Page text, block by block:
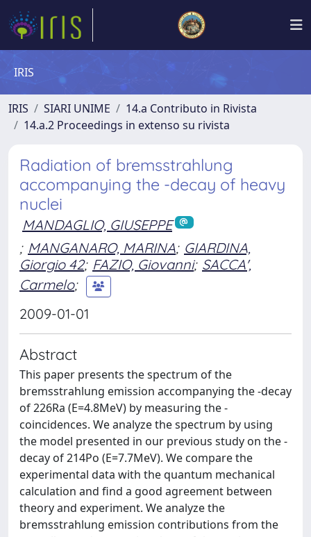
IRIS
IRIS SIARI UNIME
14.a Contributo in Rivista
14.a.2 Proceedings in extenso su rivista
Radiation of bremsstrahlung
accompanying the -decay of heavy
nuclei
MANDAGLIO, GIUSEPPE
; MANGANARO, MARINA; GIARDINA,
Giorgio 42; FAZIO, Giovanni; SACCA',
Carmelo;
2009-01-01
Abstract
This paper presents the spectrum of the
bremsstrahlung emission accompanying the -decay
of 226Ra (E=4.8MeV) by measuring the -
coincidences. We analyze the spectrum by using
the model presented in our previous study on the -
decay of 214Po (E=7.7MeV). We compare the
experimental data with the quantum mechanical
calculation and find a good agreement between
theory and experiment. We analyze the
bremsstrahlung emission contributions from the